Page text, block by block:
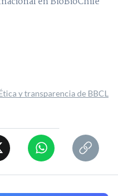
y transparencia de BBCL